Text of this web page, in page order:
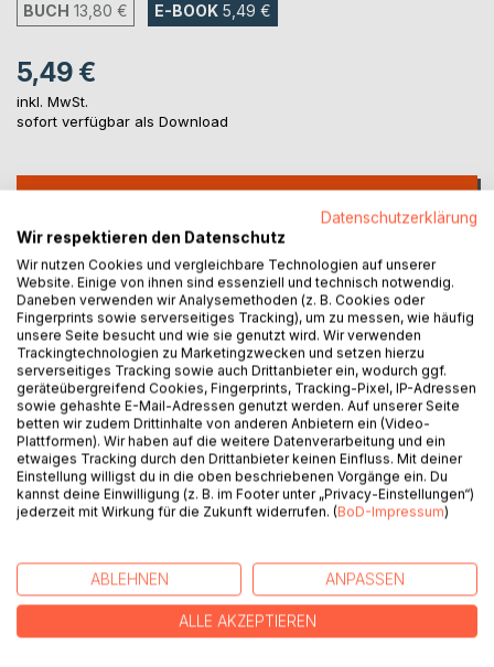
BUCH 13,80 € E-BOOK 5,49 €
5,49 €
inkl. MwSt.
sofort verfügbar als Download
Auf die Merkliste
Titel bewerten
BESCHREIBUNG
Lyrik
Dem Wortgebilde
einen Auftritt gewähren
auch für den Fall,
dass der Dichter
Datenschutzerklärung
Wir respektieren den Datenschutz
Wir nutzen Cookies und vergleichbare Technologien auf unserer
Website. Einige von ihnen sind essenziell und technisch notwendig.
Daneben verwenden wir Analysemethoden (z. B. Cookies oder
Fingerprints sowie serverseitiges Tracking), um zu messen, wie häufig
unsere Seite besucht und wie sie genutzt wird. Wir verwenden
Trackingtechnologien zu Marketingzwecken und setzen hierzu
serverseitiges Tracking sowie auch Drittanbieter ein, wodurch ggf.
geräteübergreifend Cookies, Fingerprints, Tracking-Pixel, IP-Adressen
sowie gehashte E-Mail-Adressen genutzt werden. Auf unserer Seite
betten wir zudem Drittinhalte von anderen Anbietern ein (Video-
Plattformen). Wir haben auf die weitere Datenverarbeitung und ein
etwaiges Tracking durch den Drittanbieter keinen Einfluss. Mit deiner
Einstellung willigst du in die oben beschriebenen Vorgänge ein. Du
kannst deine Einwilligung (z. B. im Footer unter „Privacy-Einstellungen“)
jederzeit mit Wirkung für die Zukunft widerrufen. (BoD-Impressum)
ABLEHNEN ANPASSEN
ALLE AKZEPTIEREN